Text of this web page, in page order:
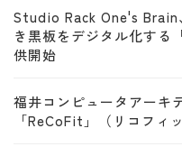
Studio Rack One's Brain
き黒板をデジタル化する
供開始
福井コンピュータアーキ
「ReCoFit」（リコフィ